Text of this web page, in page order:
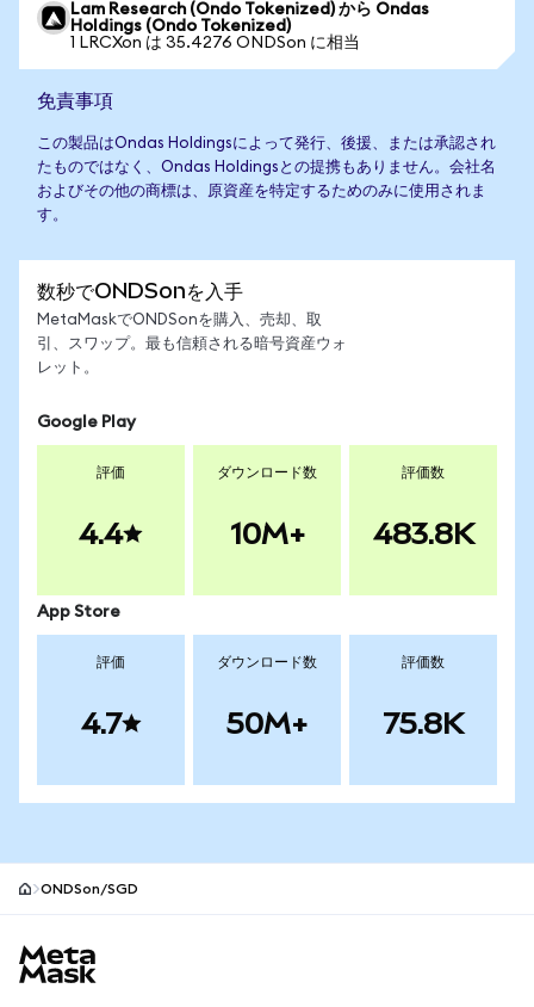
Lam Research (Ondo Tokenized) から Ondas
Holdings (Ondo Tokenized)
1 LRCXon は 35.4276 ONDSon に相当
免責事項
この製品はOndas Holdingsによって発行、後援、または承認され
たものではなく、Ondas Holdingsとの提携もありません。会社名
およびその他の商標は、原資産を特定するためのみに使用されま
す。
数秒でONDSonを入手
MetaMaskでONDSonを購入、売却、取
引、スワップ。最も信頼される暗号資産ウォ
レット。
Google Play
評価
4.4
ダウンロード数
10M+
評価数
483.8K
App Store
評価
4.7
ダウンロード数
50M+
評価数
75.8K
ONDSon/SGD